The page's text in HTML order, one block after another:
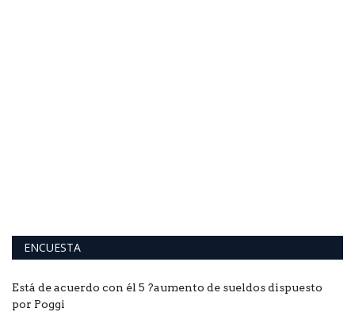
ENCUESTA
Está de acuerdo con él 5 ?aumento de sueldos dispuesto
por Poggi